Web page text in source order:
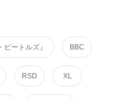
ートルズ』 BBC
RSD XL